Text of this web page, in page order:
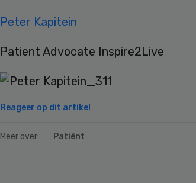
Peter Kapitein
Patient Advocate Inspire2Live
Reageer op dit artikel
Meer over: Patiënt